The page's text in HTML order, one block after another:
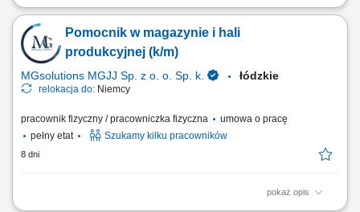
Zakres obowiązków: Wykonywanie prostych i powtarzalnych prac
pomocniczych; Pakowanie, sortowanie i układanie towaru; Wstępna
kontrola jakości produktów; Realizacja innych nieskomplikowanych
zadań magazynowo-produkcyjnych;
Pomocnik w magazynie i hali
produkcyjnej (k/m)
MGsolutions MGJJ Sp. z o. o. Sp. k. łódzkie
relokacja do: Niemcy
pracownik fizyczny / pracowniczka fizyczna
umowa o pracę
pełny etat
Szukamy kilku pracowników
8 dni
pokaż opis
Opis stanowiska Proste i powtarzalne prace pomocnicze w magazynie